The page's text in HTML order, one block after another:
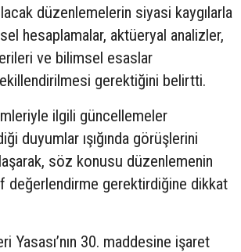
düzenlemelerin siyasi kaygılarla
hesaplamalar, aktüeryal analizler,
ve bilimsel esaslar
gerektiğini belirtti.
ilgili güncellemeler
duyumlar ışığında görüşlerini
söz konusu düzenlemenin
değerlendirme gerektirdiğine dikkat
Yasası’nın 30. maddesine işaret